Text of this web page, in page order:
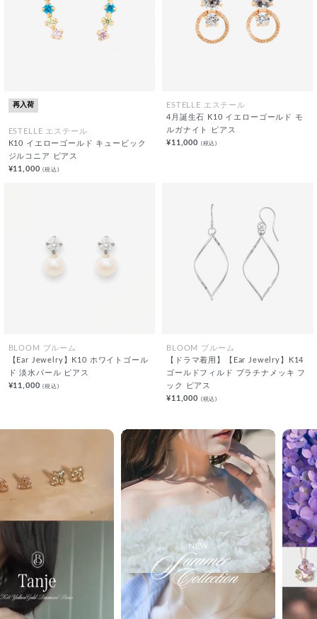
再入荷
ESTELLE エステール
K10 イエローゴールド キュービック
ジルコニア ピアス
¥11,000(税込)
ESTELLE エステール
4月誕生石 K10 イエローゴールド モ
ルガナイト ピアス
¥11,000 (税込)
BLOOM ブルーム
【Ear Jewelry】K10 ホワイトゴール
ド 淡水パール ピアス
¥11,000(税込)
BLOOM ブルーム
【ドラマ着用】【Ear Jewelry】K14
ゴールドフィルド プラチナメッキ フ
ック ピアス
¥11,000 (税込)